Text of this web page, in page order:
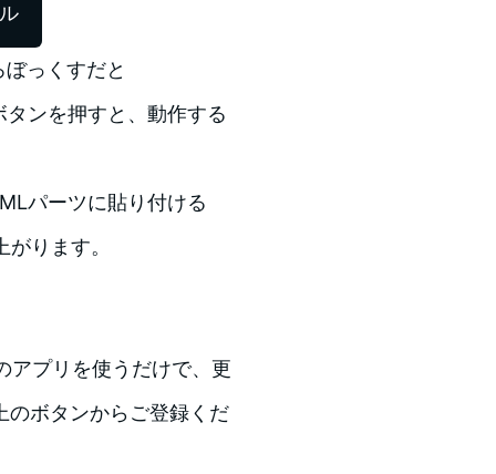
っくすだと
ンを押すと、動作する
パーツに貼り付ける
ります。
アプリを使うだけで、更
のボタンからご登録くだ